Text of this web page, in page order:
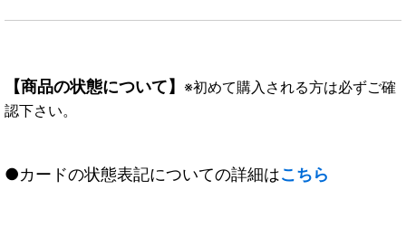
【商品の状態について】 ※初めて購入される方は必ずご確
認下さい。
●カードの状態表記についての詳細はこちら